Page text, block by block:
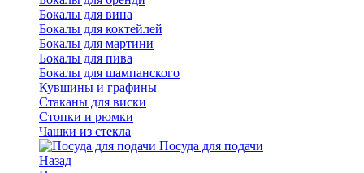
Бокалы для вина
Бокалы для коктейлей
Бокалы для мартини
Бокалы для пива
Бокалы для шампанского
Кувшины и графины
Стаканы для виски
Стопки и рюмки
Чашки из стекла
Посуда для подачи
Назад